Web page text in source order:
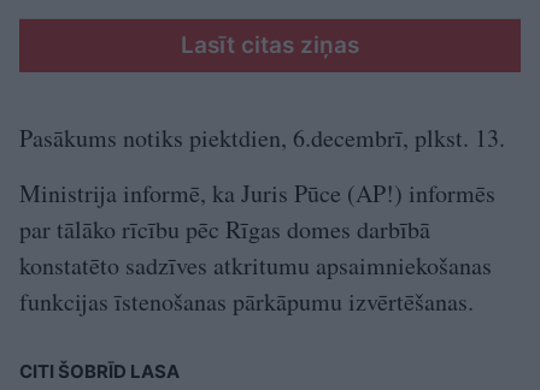
Lasīt citas ziņas
Pasākums notiks piektdien, 6.decembrī, plkst. 13.
Ministrija informē, ka Juris Pūce (AP!) informēs
par tālāko rīcību pēc Rīgas domes darbībā
konstatēto sadzīves atkritumu apsaimniekošanas
funkcijas īstenošanas pārkāpumu izvērtēšanas.
CITI ŠOBRĪD LASA